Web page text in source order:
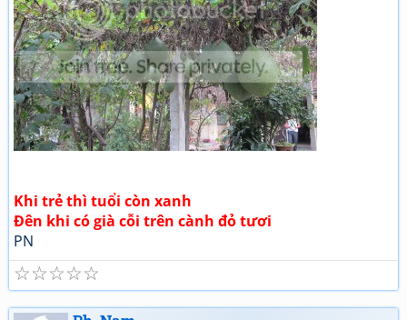
Khi trẻ thì tuổi còn xanh
Đên khi có già cỗi trên cành đỏ tươi
PN
☆
☆
☆
☆
☆